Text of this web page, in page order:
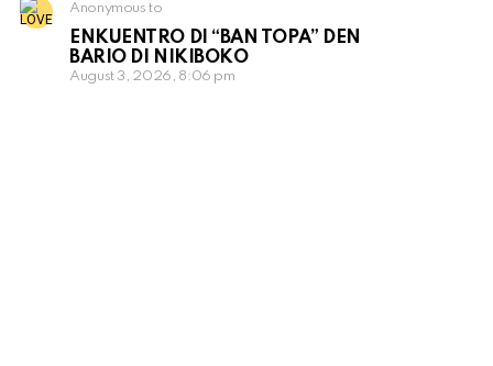
Anonymous to
ENKUENTRO DI “BAN TOPA” DEN
BARIO DI NIKIBOKO
August 3, 2026, 8:06 pm